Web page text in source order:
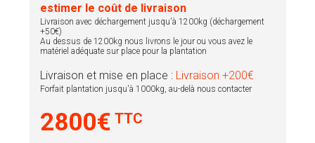
estimer le coût de livraison
Livraison avec déchargement jusqu'à 1200kg (déchargement
+50€)
Au dessus de 1200kg nous livrons le jour ou vous avez le
matériel adéquate sur place pour la plantation
Livraison et mise en place : Livraison +200€
Forfait plantation jusqu'à 1000kg, au-delà nous contacter
2800€ TTC